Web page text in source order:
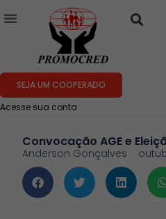
Acesse sua conta
SEJA UM COOPERADO
Convocação AGE e
Anderson Gonçalves